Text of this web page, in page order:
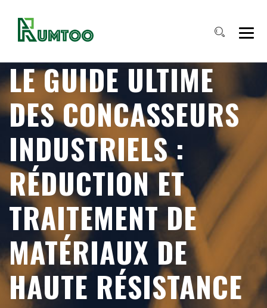
LE GUIDE ULTIME
DES CONCASSEURS
INDUSTRIELS :
RÉDUCTION ET
TRAITEMENT DE
MATÉRIAUX DE
HAUTE RÉSISTANCE